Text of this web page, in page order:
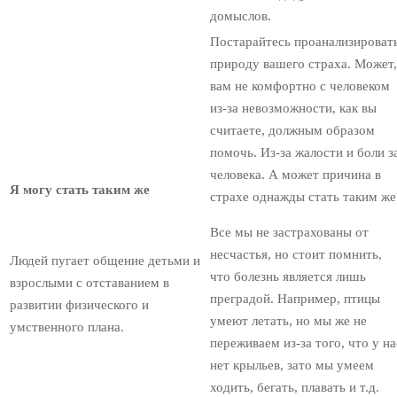
домыслов.
Я могу стать таким же
Людей пугает общение детьми и
взрослыми с отставанием в
развитии физического и
умственного плана.
Постарайтесь
природу вашего страха. Может,
вам не комфортно с человеком
из-за невозможности, как вы
считаете, должным образом
помочь. Из-за жалости и боли
человека. А может причина в
страхе однажды стать таким
Все мы не застрахованы от
несчастья, но стоит помнить,
что болезнь является лишь
преградой. Например, птицы
умеют летать, но мы же не
переживаем из-за того, что у
нет крыльев, зато мы умеем
ходить, бегать, плавать и т.д.